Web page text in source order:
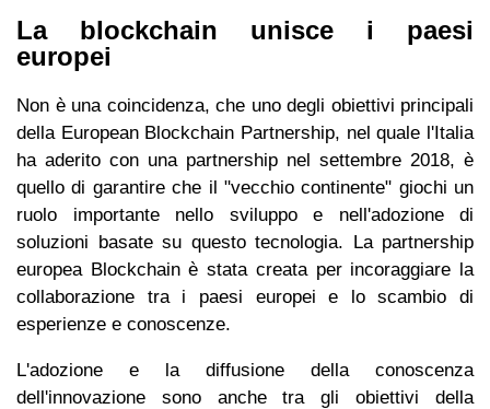
La blockchain unisce i paesi
europei
Non è una coincidenza, che uno degli obiettivi principali
della European Blockchain Partnership, nel quale l'Italia
ha aderito con una partnership nel settembre 2018, è
quello di garantire che il "vecchio continente" giochi un
ruolo importante nello sviluppo e nell'adozione di
soluzioni basate su questo tecnologia. La partnership
europea Blockchain è stata creata per incoraggiare la
collaborazione tra i paesi europei e lo scambio di
esperienze e conoscenze.
L'adozione e la diffusione della conoscenza
dell'innovazione sono anche tra gli obiettivi della